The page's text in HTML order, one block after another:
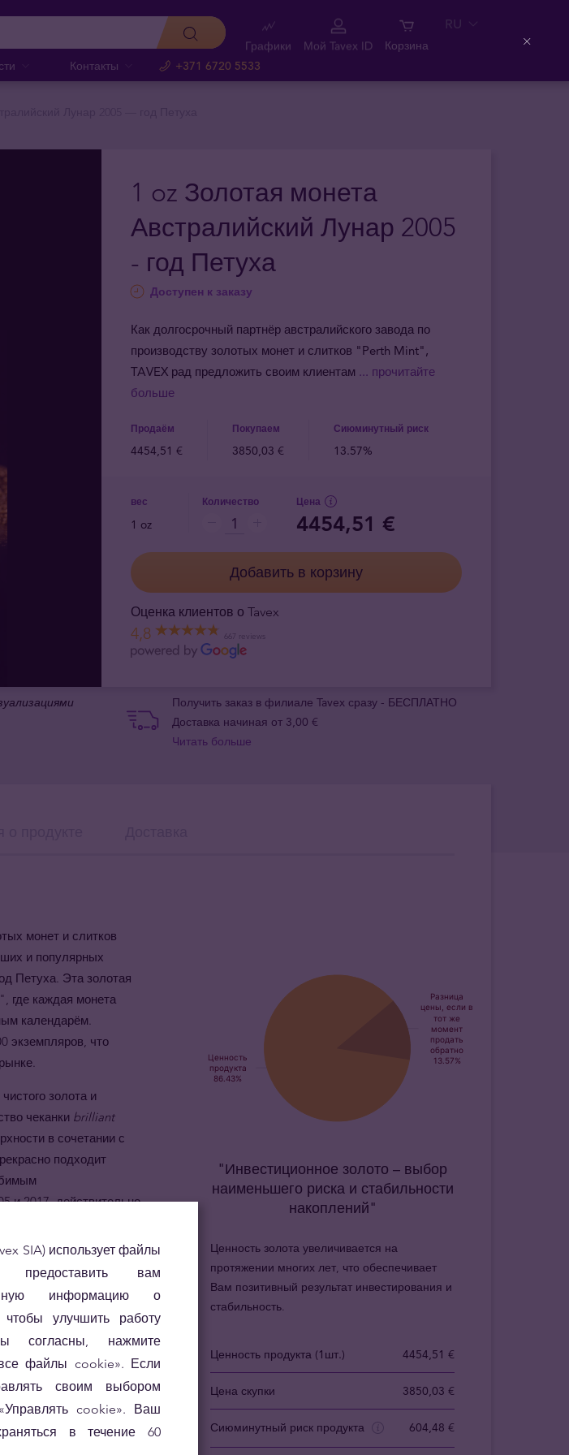
Контакты +371 6720 5533
Графики Мой Tavex ID Корзина
RU
1 oz Золотая монета
Австралийский Лунар 2005
- год Петуха
Доступен к заказу
Как долгосрочный партнёр австралийского завода по
производству золотых монет и слитков "Perth Mint",
TAVEX рад предложить своим клиентам ... прочитайте
больше
Продаём Покупаем Сиюминутный риск
4454,51 € 3850,03 € 13.57%
вес
1 oz
Количество Цена
4454,51 €
Добавить в корзину
Оценка клиентов о Tavex
4,8 667 reviews
Получить заказ в филиале Tavex сразу - БЕСПЛАТНО
Доставка начиная от 3,00 €
Читать больше
монет и слитков
и популярных
Петуха. Эта золотая
где каждая монета
календарём.
экземпляров, что
золота и
чеканки brilliant
в сочетании с
подходит
и 2017, действительно
Первая монета из
монета, включая год
Выпущенная дважды
"год Петуха" одна из
на традиционном
люди честные,
"Инвестиционное золото – выбор
наименьшего риска и стабильности
накоплений"
Ценность золота увеличивается на
протяжении многих лет, что обеспечивает
Вам позитивный результат инвестирования и
стабильность.
Ценность продукта (1шт.) 4454,51 €
Цена скупки 3850,03 €
Сиюминутный риск продукта 604,48 €
SIA) использует файлы
вам
информацию о
улучшить работу
согласны, нажмите
файлы cookie». Если
своим выбором
cookie». Ваш
в течение 60
Close